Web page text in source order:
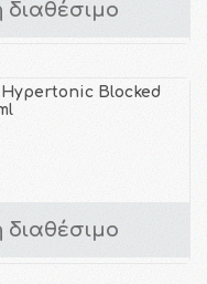
Hypertonic Blocked